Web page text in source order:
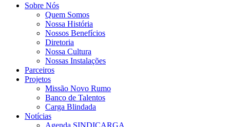
Sobre Nós
Quem Somos
Nossa História
Nossos Benefícios
Diretoria
Nossa Cultura
Nossas Instalações
Parceiros
Projetos
Missão Novo Rumo
Banco de Talentos
Carga Blindada
Notícias
Agenda SINDICARGA